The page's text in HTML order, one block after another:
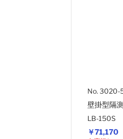
￥71,170
No. 3020-
壁掛型隔
LB-150S